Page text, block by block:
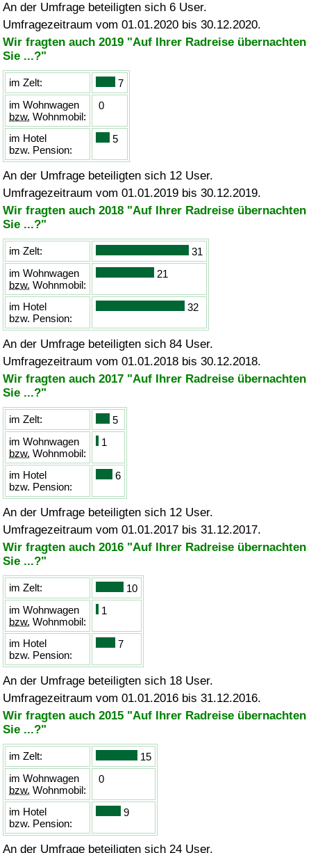
An der Umfrage beteiligten sich 6 User.
Umfragezeitraum vom 01.01.2020 bis 30.12.2020.
Wir fragten auch 2019 "Auf Ihrer Radreise übernachten
Sie ...?"
im Zelt:
7
im Wohnwagen
bzw. Wohnmobil:
0
im Hotel
bzw. Pension:
5
An der Umfrage beteiligten sich 12 User.
Umfragezeitraum vom 01.01.2019 bis 30.12.2019.
Wir fragten auch 2018 "Auf Ihrer Radreise übernachten
Sie ...?"
im Zelt:
31
im Wohnwagen
bzw. Wohnmobil:
21
im Hotel
bzw. Pension:
32
An der Umfrage beteiligten sich 84 User.
Umfragezeitraum vom 01.01.2018 bis 30.12.2018.
Wir fragten auch 2017 "Auf Ihrer Radreise übernachten
Sie ...?"
im Zelt:
5
im Wohnwagen
bzw. Wohnmobil:
1
im Hotel
bzw. Pension:
6
An der Umfrage beteiligten sich 12 User.
Umfragezeitraum vom 01.01.2017 bis 31.12.2017.
Wir fragten auch 2016 "Auf Ihrer Radreise übernachten
Sie ...?"
im Zelt:
10
im Wohnwagen
bzw. Wohnmobil:
1
im Hotel
bzw. Pension:
7
An der Umfrage beteiligten sich 18 User.
Umfragezeitraum vom 01.01.2016 bis 31.12.2016.
Wir fragten auch 2015 "Auf Ihrer Radreise übernachten
Sie ...?"
im Zelt:
15
im Wohnwagen
bzw. Wohnmobil:
0
im Hotel
bzw. Pension:
9
An der Umfrage beteiligten sich 24 User.